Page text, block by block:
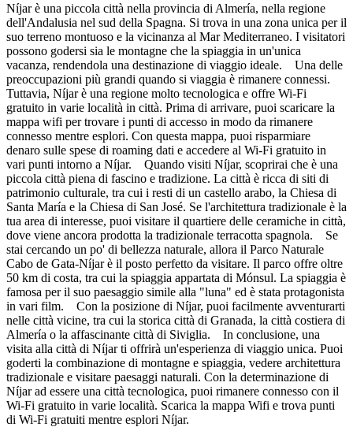
Níjar è una piccola città nella provincia di Almería, nella regione
dell'Andalusia nel sud della Spagna. Si trova in una zona unica per il
suo terreno montuoso e la vicinanza al Mar Mediterraneo. I visitatori
possono godersi sia le montagne che la spiaggia in un'unica
vacanza, rendendola una destinazione di viaggio ideale. Una delle
preoccupazioni più grandi quando si viaggia è rimanere connessi.
Tuttavia, Níjar è una regione molto tecnologica e offre Wi-Fi
gratuito in varie località in città. Prima di arrivare, puoi scaricare la
mappa wifi per trovare i punti di accesso in modo da rimanere
connesso mentre esplori. Con questa mappa, puoi risparmiare
denaro sulle spese di roaming dati e accedere al Wi-Fi gratuito in
vari punti intorno a Níjar. Quando visiti Níjar, scoprirai che è una
piccola città piena di fascino e tradizione. La città è ricca di siti di
patrimonio culturale, tra cui i resti di un castello arabo, la Chiesa di
Santa María e la Chiesa di San José. Se l'architettura tradizionale è la
tua area di interesse, puoi visitare il quartiere delle ceramiche in città,
dove viene ancora prodotta la tradizionale terracotta spagnola. Se
stai cercando un po' di bellezza naturale, allora il Parco Naturale
Cabo de Gata-Níjar è il posto perfetto da visitare. Il parco offre oltre
50 km di costa, tra cui la spiaggia appartata di Mónsul. La spiaggia è
famosa per il suo paesaggio simile alla "luna" ed è stata protagonista
in vari film. Con la posizione di Níjar, puoi facilmente avventurarti
nelle città vicine, tra cui la storica città di Granada, la città costiera di
Almería o la affascinante città di Siviglia. In conclusione, una
visita alla città di Níjar ti offrirà un'esperienza di viaggio unica. Puoi
goderti la combinazione di montagne e spiaggia, vedere architettura
tradizionale e visitare paesaggi naturali. Con la determinazione di
Níjar ad essere una città tecnologica, puoi rimanere connesso con il
Wi-Fi gratuito in varie località. Scarica la mappa Wifi e trova punti
di Wi-Fi gratuiti mentre esplori Níjar.